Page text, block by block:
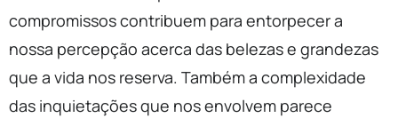
compromissos contribuem para entorpecer a
nossa percepção acerca das belezas e grandezas
que a vida nos reserva. Também a complexidade
das inquietações que nos envolvem parece